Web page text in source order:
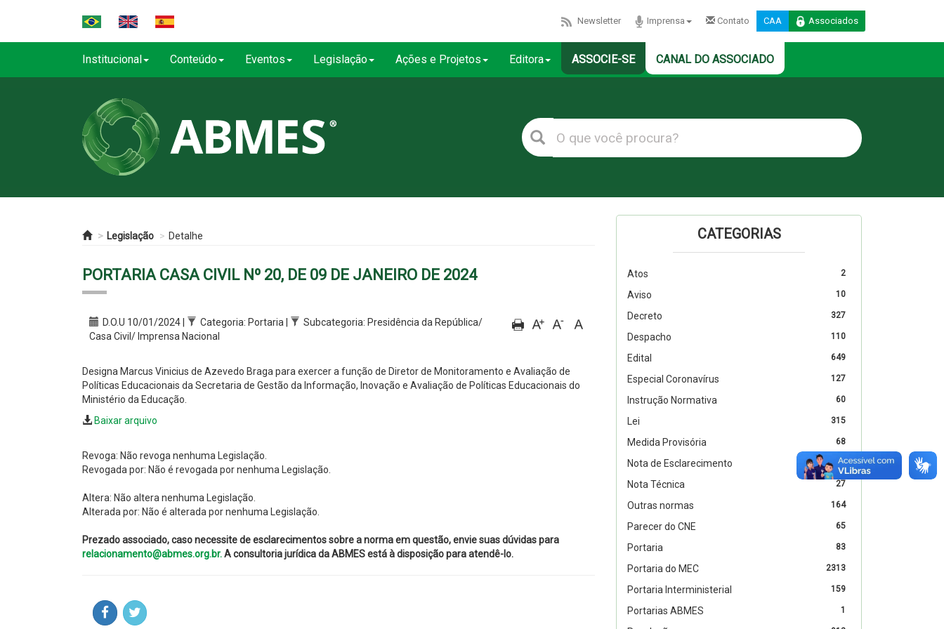
Newsletter Imprensa Contato CAA Associados
Institucional Conteúdo Eventos Legislação Ações e Projetos Editora ASSOCIE-SE CANAL DO ASSOCIADO
Legislação Detalhe
PORTARIA CASA CIVIL Nº 20, DE 09 DE JANEIRO DE 2024
D.O.U 10/01/2024 | Categoria: Portaria |
Subcategoria: Presidência da República/
Casa Civil/ Imprensa Nacional
Designa Marcus Vinicius de Azevedo Braga para exercer a função de Diretor de Monitoramento e Avaliação de
Políticas Educacionais da Secretaria de Gestão da Informação, Inovação e Avaliação de Políticas Educacionais do
Ministério da Educação.
Baixar arquivo
Revoga: Não revoga nenhuma Legislação.
Revogada por: Não é revogada por nenhuma Legislação.
Altera: Não altera nenhuma Legislação.
Alterada por: Não é alterada por nenhuma Legislação.
Prezado associado, caso necessite de esclarecimentos sobre a norma em questão, envie suas dúvidas para
relacionamento@abmes.org.br.A consultoria jurídica da ABMES está à disposição para atendê-lo.
CATEGORIAS
2
Atos
10
Aviso
327
Decreto
110
Despacho
649
Edital
127
Especial Coronavírus
60
Instrução Normativa
315
Lei
68
Medida Provisória
2
Nota de Esclarecimento
27
Nota Técnica
164
Outras normas
65
Parecer do CNE
83
Portaria
2313
Portaria do MEC
159
Portaria Interministerial
1
Portarias ABMES